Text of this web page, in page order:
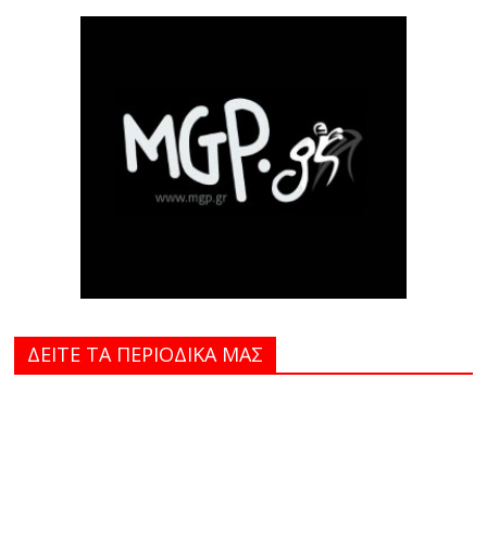
ΔΕΙΤΕ ΤΑ ΠΕΡΙΟΔΙΚΑ MAΣ